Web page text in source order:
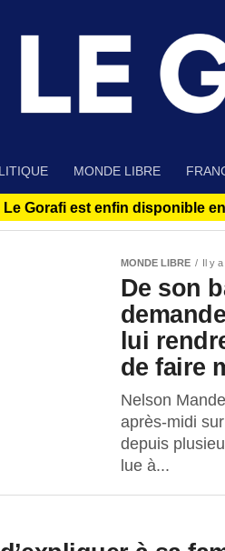
MONDE LIBRE
Le Gorafi est enfin disponible
MONDE LIBRE Il y
De son
lui
de faire
Nelson
après-midi
depuis
lue à...